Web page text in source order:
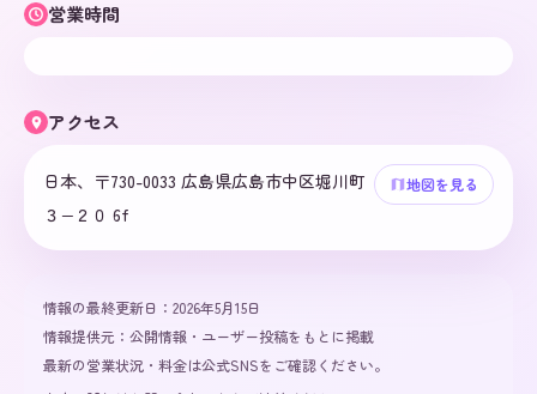
営業時間
アクセス
日本、〒730-0033 広島県広島市中区堀川町
３−２０ 6f
地図を見る
情報の最終更新日： 2026年5月15日
情報提供元： 公開情報・ユーザー投稿をもとに掲載
最新の営業状況・料金は公式SNSをご確認ください。